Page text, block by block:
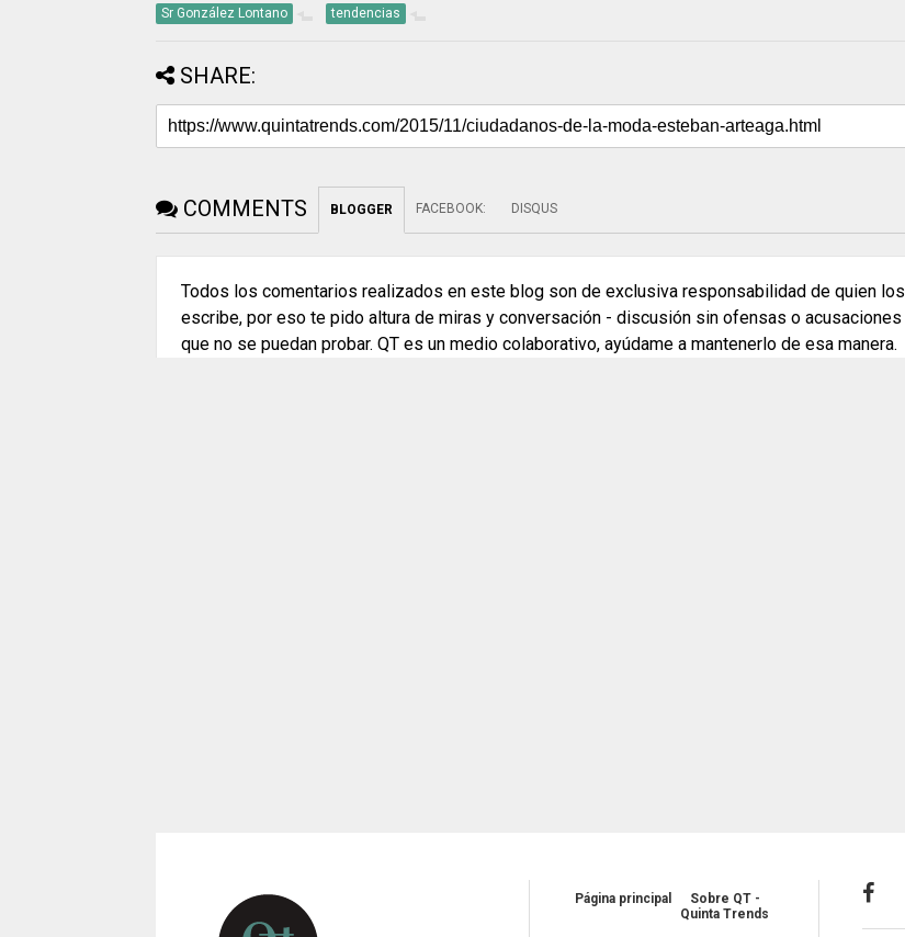
Sr González Lontano tendencias
SHARE:
COMMENTS BLOGGER FACEBOOK: DISQUS
Todos los comentarios realizados en este blog son de exclusiva responsabilidad de quien los
escribe, por eso te pido altura de miras y conversación - discusión sin ofensas o acusaciones
que no se puedan probar. QT es un medio colaborativo, ayúdame a mantenerlo de esa manera.
Página principal
Sobre QT -
Quinta Trends